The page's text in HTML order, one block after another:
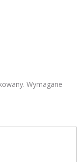
Wymagane